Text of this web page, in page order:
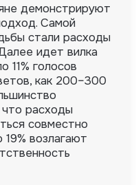
демонстрируют
Самой
стали расходы
идет вилка
11% голосов
как 200–300
расходы
совместно
возлагают